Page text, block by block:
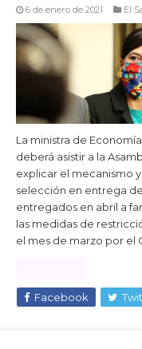
6 de enero de 2021 El
La ministra de
deberá asistir a la
explicar el mecanismo
selección en entrega
entregados en abril a
las medidas de
el mes de marzo por el
Facebook